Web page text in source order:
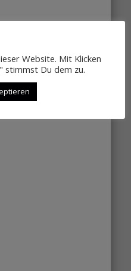
Website. Mit Klicken
stimmst Du dem zu.